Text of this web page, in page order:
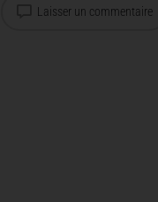
Laisser un commentaire